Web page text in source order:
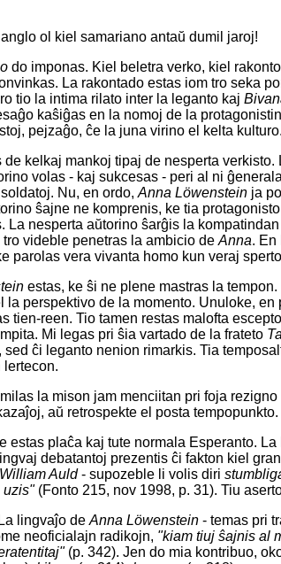
ol kiel samariano antaŭ dumil jaroj!
do imponas. Kiel beletra verko, kiel
La rakontado estas iom tro seka
tio la intima rilato inter la leganto kaj
kaŝiĝas en la nomoj de la
pejzaĝo, ĉe la juna virino el kelta
kelkaj mankoj tipaj de nesperta
volas - kaj sukcesas - peri al ni
Nu, en ordo,Anna Löwenstein ja
ŝajne ne komprenis, ke tia
La nesperta aŭtorino ŝarĝis la
tro videble penetras la ambicio deAnna.
parolas vera vivanta homo kun veraj
estas, ke ŝi ne plene mastras la
la perspektivo de la momento. Unuloke,
tien-reen. Tio tamen restas malofta
Mi legas pri ŝia vartado de la frateto
ĉi leganto nenion rimarkis. Tia
lertecon.
la mison jam menciitan pri foja
aŭ retrospekte el posta tempopunkto.
estas plaĉa kaj tute normala Esperanto.
debatantoj prezentis ĉi fakton kiel
William Auld- supozeble li volis diri
uzis"(Fonto 215, nov 1998, p. 31). Tiu
lingvaĵo deAnna Löwenstein - temas pri
neoficialajn radikojn, "kiam tiuj ŝajnis al
(p. 342). Jen do mia kontribuo,